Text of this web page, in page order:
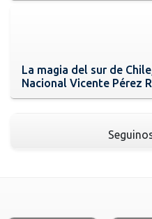
La magia del sur de
Nacional Vicente Pérez